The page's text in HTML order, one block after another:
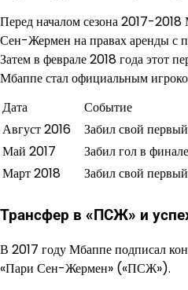
Перед началом сезона 2017-
Сен-Жермен на правах аренды с
Затем в феврале 2018 года этот
Мбаппе стал официальным
Дата
Событие
Август 2016
Забил свой
Май 2017
Забил гол в
Март 2018
Забил свой
Трансфер в «ПСЖ» и
В 2017 году Мбаппе подписал
«Пари Сен-Жермен» («ПСЖ»).